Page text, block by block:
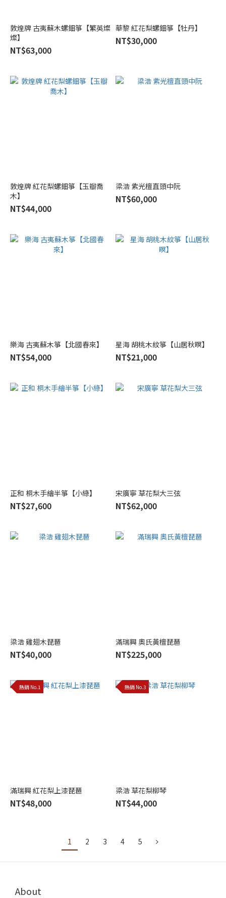
敦煌牌 古夷蘇木螺鈿箏【繁英燦
燦】
NT$63,000
華黎 紅花梨螺鈿箏【牡丹】
NT$30,000
敦煌牌 紅花梨螺鈿箏【玉瓣喬
木】
NT$44,000
梁浩 紫光檀直頭中阮
NT$60,000
樂海 古夷蘇木箏【北國春來】
NT$54,000
星海 胡桃木紋箏【山居秋暝】
NT$21,000
正和 桐木手繪半箏【小綠】
NT$27,600
宋廣寧 草花梨大三弦
NT$62,000
梁浩 雞翅木琵琶
NT$40,000
滿瑞興 奧氏黃檀琵琶
NT$225,000
熱銷 No.1
滿瑞興 紅花梨上漆琵琶
NT$48,000
熱銷 No.3
梁浩 草花梨柳琴
NT$44,000
1 2 3 4 5
About